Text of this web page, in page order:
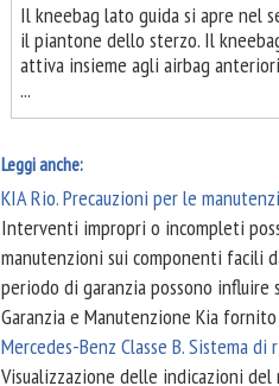
Il kneebag lato guida si apre nel
il piantone dello sterzo. Il
attiva insieme agli airbag
...
Leggi anche:
KIA Rio. Precauzioni per le
Interventi impropri o incompleti
manutenzioni sui componenti facili
periodo di garanzia possono
Garanzia e Manutenzione Kia
Mercedes-Benz Classe B. Sistema
Visualizzazione delle indicazioni